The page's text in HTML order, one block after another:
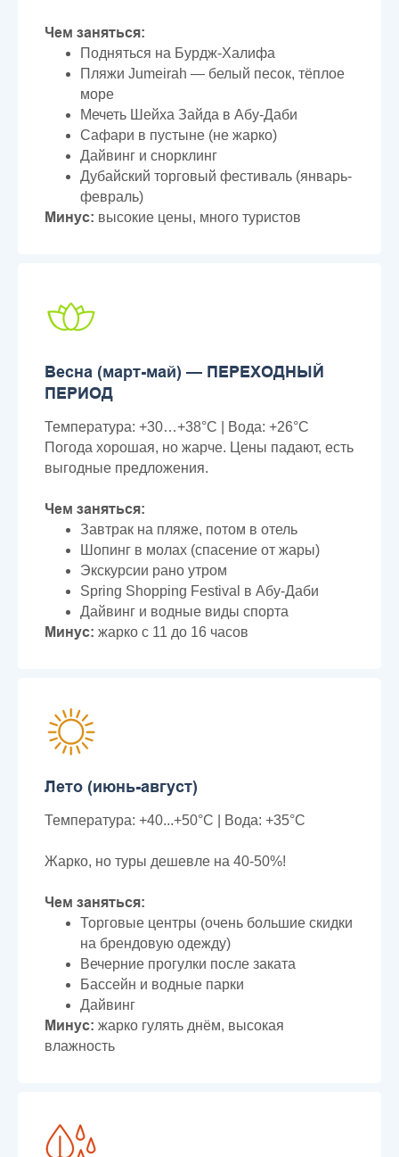
Чем заняться:
Подняться на Бурдж-Халифа
Пляжи Jumeirah — белый песок, тёплое
море
Мечеть Шейха Зайда в Абу-Даби
Сафари в пустыне (не жарко)
Дайвинг и снорклинг
Дубайский торговый фестиваль (январь-
февраль)
Минус: высокие цены, много туристов
Весна (март-май) — ПЕРЕХОДНЫЙ
ПЕРИОД
Температура: +30…+38°C | Вода: +26°C
Погода хорошая, но жарче. Цены падают, есть
выгодные предложения.
Чем заняться:
Завтрак на пляже, потом в отель
Шопинг в молах (спасение от жары)
Экскурсии рано утром
Spring Shopping Festival в Абу-Даби
Дайвинг и водные виды спорта
Минус: жарко с 11 до 16 часов
Лето (июнь-август)
Температура: +40...+50°C | Вода: +35°C
Жарко, но туры дешевле на 40-50%!
Чем заняться:
Торговые центры (очень большие скидки
на брендовую одежду)
Вечерние прогулки после заката
Бассейн и водные парки
Дайвинг
Минус: жарко гулять днём, высокая
влажность